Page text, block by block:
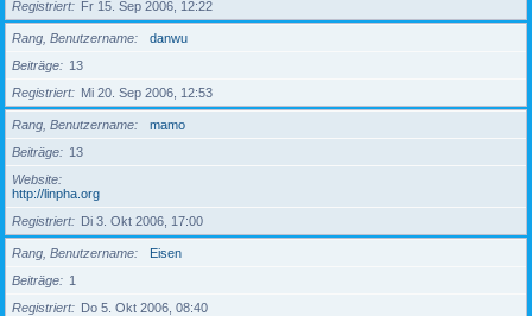
Registriert
Fr 15. Sep 2006, 12:22
Rang, Benutzername
danwu
Beiträge
13
Registriert
Mi 20. Sep 2006, 12:53
Rang, Benutzername
mamo
Beiträge
13
Website
http://linpha.org
Registriert
Di 3. Okt 2006, 17:00
Rang, Benutzername
Eisen
Beiträge
1
Registriert
Do 5. Okt 2006, 08:40